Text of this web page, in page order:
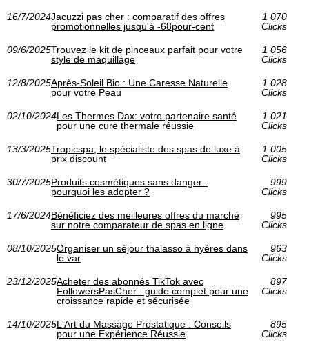
16/7/2024Jacuzzi pas cher : comparatif des offres
promotionnelles jusqu'à -68pour-cent
1 070
Clicks
09/6/2025Trouvez le kit de pinceaux parfait pour votre
style de maquillage
1 056
Clicks
12/8/2025Après-Soleil Bio : Une Caresse Naturelle
pour votre Peau
1 028
Clicks
02/10/2024Les Thermes Dax: votre partenaire santé
pour une cure thermale réussie
1 021
Clicks
13/3/2025Tropicspa, le spécialiste des spas de luxe à
prix discount
1 005
Clicks
30/7/2025Produits cosmétiques sans danger :
pourquoi les adopter ?
999
Clicks
17/6/2024Bénéficiez des meilleures offres du marché
sur notre comparateur de spas en ligne
995
Clicks
08/10/2025Organiser un séjour thalasso à hyères dans
le var
963
Clicks
23/12/2025Acheter des abonnés TikTok avec
FollowersPasCher : guide complet pour une
croissance rapide et sécurisée
897
Clicks
14/10/2025L'Art du Massage Prostatique : Conseils
pour une Expérience Réussie
895
Clicks